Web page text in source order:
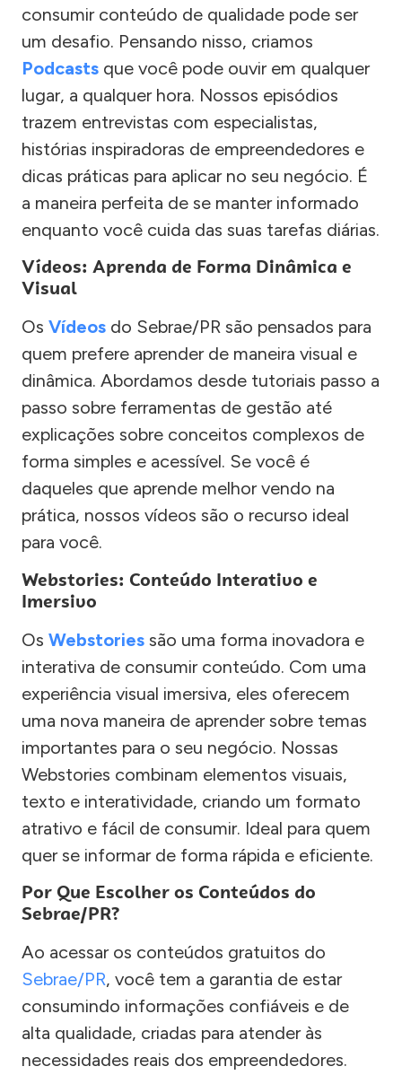
consumir conteúdo de qualidade pode ser
um desafio. Pensando nisso, criamos
Podcasts que você pode ouvir em qualquer
lugar, a qualquer hora. Nossos episódios
trazem entrevistas com especialistas,
histórias inspiradoras de empreendedores e
dicas práticas para aplicar no seu negócio. É
a maneira perfeita de se manter informado
enquanto você cuida das suas tarefas diárias.
Vídeos: Aprenda de Forma Dinâmica e
Visual
Os Vídeos do Sebrae/PR são pensados para
quem prefere aprender de maneira visual e
dinâmica. Abordamos desde tutoriais passo a
passo sobre ferramentas de gestão até
explicações sobre conceitos complexos de
forma simples e acessível. Se você é
daqueles que aprende melhor vendo na
prática, nossos vídeos são o recurso ideal
para você.
Webstories: Conteúdo Interativo e
Imersivo
Os Webstories são uma forma inovadora e
interativa de consumir conteúdo. Com uma
experiência visual imersiva, eles oferecem
uma nova maneira de aprender sobre temas
importantes para o seu negócio. Nossas
Webstories combinam elementos visuais,
texto e interatividade, criando um formato
atrativo e fácil de consumir. Ideal para quem
quer se informar de forma rápida e eficiente.
Por Que Escolher os Conteúdos do
Sebrae/PR?
Ao acessar os conteúdos gratuitos do
Sebrae/PR, você tem a garantia de estar
consumindo informações confiáveis e de
alta qualidade, criadas para atender às
necessidades reais dos empreendedores.